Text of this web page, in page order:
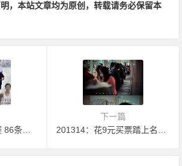
，本站文章均为原创，转载请务必保留本
2013年厦门马拉松赛 86条公交线路临时调整通知
下一篇
201314：花9元买票踏上名为婚姻的列车